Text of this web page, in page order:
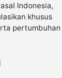
Indonesia,
khusus
pertumbuhan